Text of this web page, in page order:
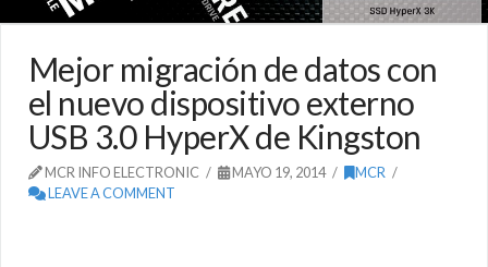
Mejor migración de datos con
el nuevo dispositivo externo
USB 3.0 HyperX de Kingston
MCR INFO ELECTRONIC MAYO 19, 2014
MCR
LEAVE A COMMENT